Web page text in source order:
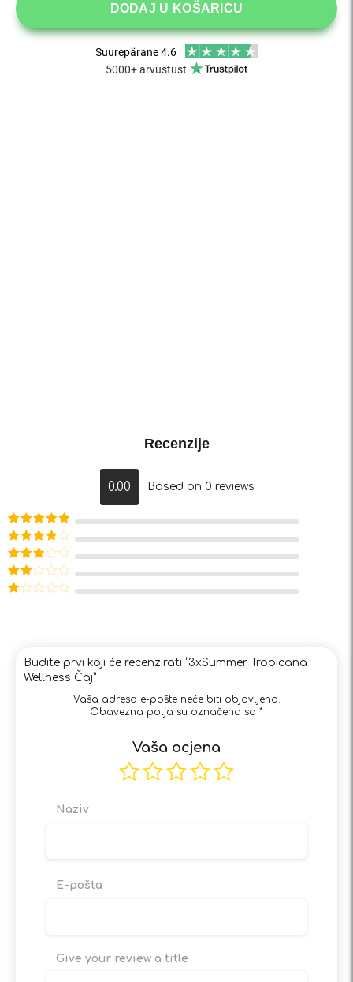
DODAJ U KOŠARICU
Recenzije
0.00 Based on 0 reviews
Ocjenjeno5
od 5
Ocjenjeno
od 5
Ocjenjeno
3
od 5
Ocjenjeno
Budite prvi koji će recenzirati “3xSummer Tropicana
Wellness Čaj”
Vaša adresa e-pošte neće biti objavljena.
Obavezna polja su označena sa *
Give your review a title
Vaša ocjena
Naziv
E-pošta